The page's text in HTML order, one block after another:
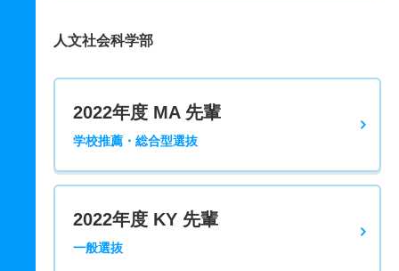
人文社会科学部
2022年度 MA 先輩
学校推薦・総合型選抜
2022年度 KY 先輩
一般選抜